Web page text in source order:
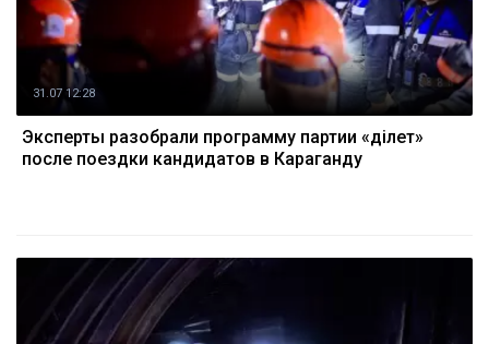
31.07 12:28
Эксперты разобрали программу партии «Әділет»
после поездки кандидатов в Караганду